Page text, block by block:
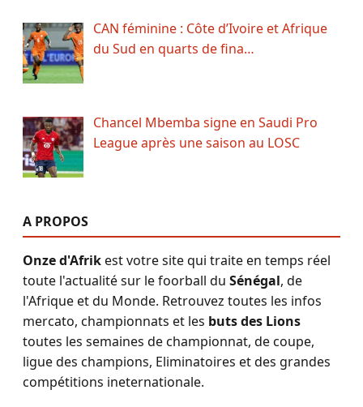
CAN féminine : Côte d’Ivoire et Afrique
du Sud en quarts de fina…
Chancel Mbemba signe en Saudi Pro
League après une saison au LOSC
A PROPOS
Onze d'Afrikest votre site qui traite en temps réel
toute l'actualité sur le foorball du Sénégal, de
l'Afrique et du Monde. Retrouvez toutes les infos
mercato, championnats et les buts des Lions
toutes les semaines de championnat, de coupe,
ligue des champions, Eliminatoires et des grandes
compétitions ineternationale.